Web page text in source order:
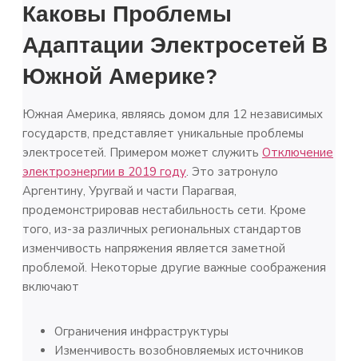
Каковы Проблемы
Адаптации Электросетей В
Южной Америке?
Южная Америка, являясь домом для 12 независимых
государств, представляет уникальные проблемы
электросетей. Примером может служить Отключение
электроэнергии в 2019 году. Это затронуло
Аргентину, Уругвай и части Парагвая,
продемонстрировав нестабильность сети. Кроме
того, из-за различных региональных стандартов
изменчивость напряжения является заметной
проблемой. Некоторые другие важные соображения
включают
Ограничения инфраструктуры
Изменчивость возобновляемых источников